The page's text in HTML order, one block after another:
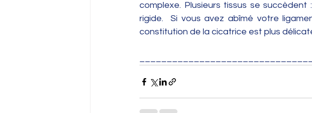
complexe. Plusieurs tissus se
rigide.  Si vous avez abîmé votre
constitution de la cicatrice est plus